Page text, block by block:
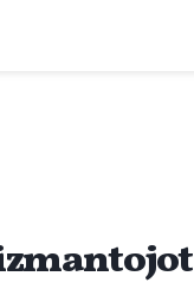
izmantojot